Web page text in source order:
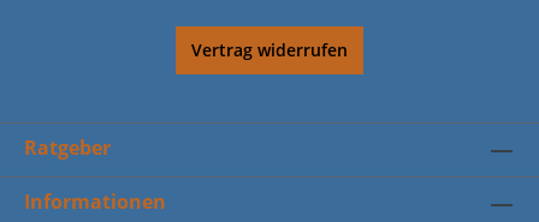
Vertrag widerrufen
Ratgeber
Informationen